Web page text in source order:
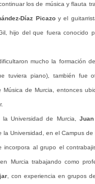
los de música y flauta
Díaz Picazoy el
hijo del que fuera conocido
mucho la formación
tuviera piano), también fue
de Murcia, entonces
Universidad de Murcia, Juan
Universidad, en el Campus de
al grupo el
Murcia trabajando como
, con experiencia en grupos